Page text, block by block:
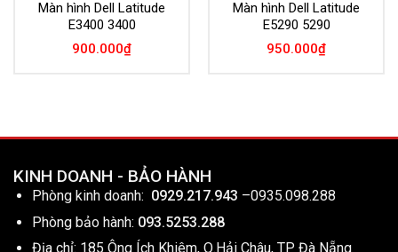
Màn hình Dell Latitude
E3400 3400
900.000₫
Màn hình Dell Latitude
E5290 5290
950.000₫
KINH DOANH - BẢO HÀNH
Phòng kinh doanh: 0929.217.943 –0935.098.288
Phòng bảo hành: 093.5253.288
Địa chỉ: 185 Ông Ích Khiêm, Q.Hải Châu, TP Đà Nẵng